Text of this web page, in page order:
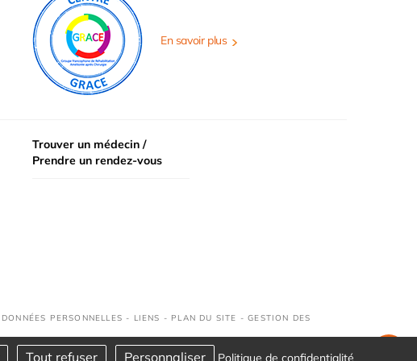
En savoir plus
Trouver un médecin /
Prendre un rendez-vous
DONNÉES PERSONNELLES - LIENS - PLAN DU SITE -GESTION DES
Tout refuser Personnaliser Politique de confidentialité